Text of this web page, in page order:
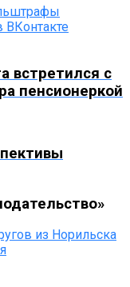
штрафы
ВКонтакте
встретился с
пенсионеркой